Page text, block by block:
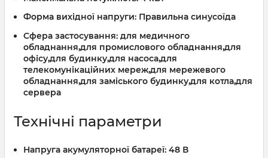
Форма вихідної напруги: Правильна синусоїда
Сфера застосування: для медичного
обладнання,для промислового обладнання,для
офісу,для будинку,для насоса,для
телекомунікаційних мереж,для мережевого
обладнання,для заміського будинку,для котла,для
сервера
Технічні параметри
Напруга акумуляторної батареї: 48 В